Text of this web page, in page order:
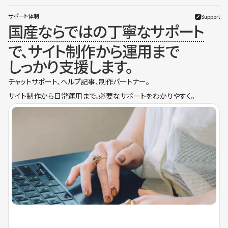
サポート体制 Support
国産ならではの丁寧なサポート
で、サイト制作から運用まで
しっかり支援します。
チャットサポート、ヘルプ記事、制作パートナー。
サイト制作から日常運用まで、必要なサポートをわかりやすく。